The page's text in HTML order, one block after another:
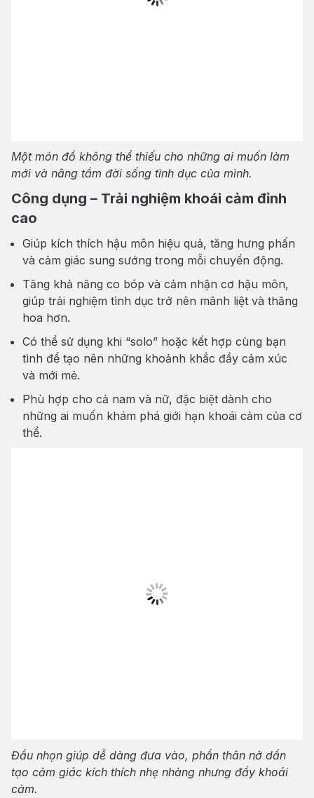
Một món đồ không thể thiếu cho những ai muốn làm
mới và nâng tầm đời sống tình dục của mình.
Công dụng – Trải nghiệm khoái cảm đỉnh
cao
Giúp kích thích hậu môn hiệu quả, tăng hưng phấn
và cảm giác sung sướng trong mỗi chuyển động.
Tăng khả năng co bóp và cảm nhận cơ hậu môn,
giúp trải nghiệm tình dục trở nên mãnh liệt và thăng
hoa hơn.
Có thể sử dụng khi “solo” hoặc kết hợp cùng bạn
tình để tạo nên những khoảnh khắc đầy cảm xúc
và mới mẻ.
Phù hợp cho cả nam và nữ, đặc biệt dành cho
những ai muốn khám phá giới hạn khoái cảm của cơ
thể.
Đầu nhọn giúp dễ dàng đưa vào, phần thân nở dần
tạo cảm giác kích thích nhẹ nhàng nhưng đầy khoái
cảm.